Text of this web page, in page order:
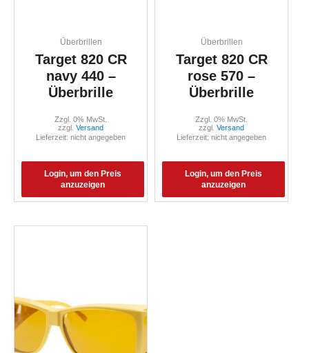
Überbrillen
Target 820 CR
navy 440 –
Überbrille
Login, um den Preis
anzuzeigen
Zzgl. 0% MwSt.
zzgl. Versand
Lieferzeit: nicht angegeben
Überbrillen
Target 820 CR
rose 570 –
Überbrille
Login, um den Preis
anzuzeigen
Zzgl. 0% MwSt.
zzgl. Versand
Lieferzeit: nicht angegeben